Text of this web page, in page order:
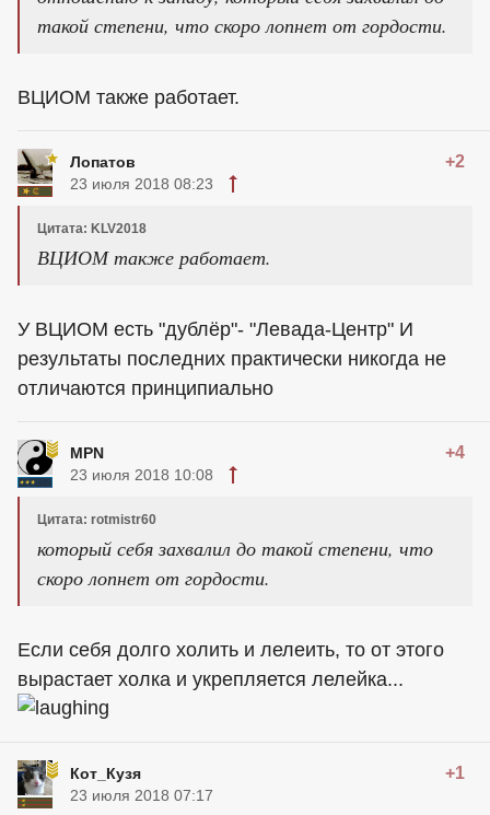
такой степени, что скоро лопнет от гордости.
ВЦИОМ также работает.
Лопатов +2
23 июля 2018 08:23
Цитата: KLV2018
ВЦИОМ также работает.
У ВЦИОМ есть "дублёр"- "Левада-Центр" И
результаты последних практически никогда не
отличаются принципиально
MPN +4
23 июля 2018 10:08
Цитата: rotmistr60
который себя захвалил до такой степени, что
скоро лопнет от гордости.
Если себя долго холить и лелеить, то от этого
вырастает холка и укрепляется лелейка...
Кот_Кузя +1
23 июля 2018 07:17